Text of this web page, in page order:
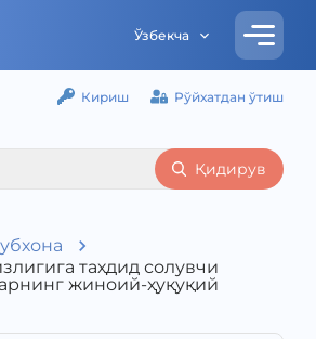
Ўзбекча
Кириш Рўйхатдан ўтиш
Қидирув
таҳдид солувчи
жиноий-ҳуқуқий